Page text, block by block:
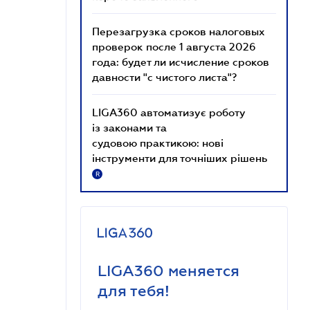
Перезагрузка сроков налоговых
проверок после 1 августа 2026
года: будет ли исчисление сроков
давности "с чистого листа"?
LIGA360 автоматизує роботу
із законами та
судовою практикою: нові
інструменти для точніших рішень
R
LIGA360 меняется
для тебя!